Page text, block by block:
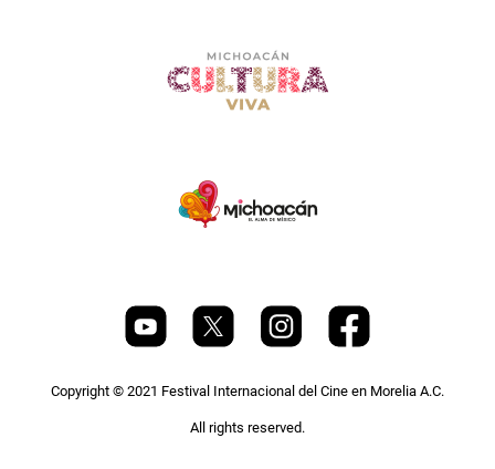
Copyright © 2021 Festival Internacional del Cine en Morelia A.C.
All rights reserved.